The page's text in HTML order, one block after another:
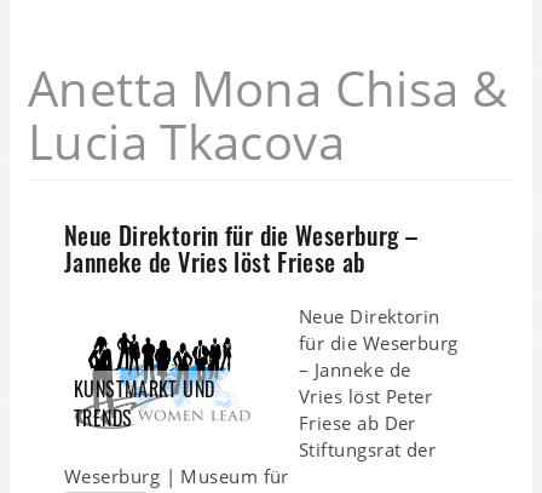
Anetta Mona Chisa &
Lucia Tkacova
Neue Direktorin für die Weserburg –
Janneke de Vries löst Friese ab
KUNSTMARKT UND
TRENDS
Neue Direktorin
für die Weserburg
– Janneke de
Vries löst Peter
Friese ab Der
Stiftungsrat der
Weserburg | Museum für